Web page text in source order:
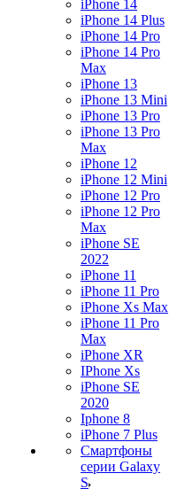
iPhone 14
iPhone 14 Plus
iPhone 14 Pro
iPhone 14 Pro
Max
iPhone 13
iPhone 13 Mini
iPhone 13 Pro
iPhone 13 Pro
Max
iPhone 12
iPhone 12 Mini
iPhone 12 Pro
iPhone 12 Pro
Max
iPhone SE
2022
iPhone 11
iPhone 11 Pro
iPhone Xs Max
iPhone 11 Pro
Max
iPhone XR
IPhone Xs
iPhone SE
2020
Iphone 8
iPhone 7 Plus
Смартфоны
серии Galaxy
S